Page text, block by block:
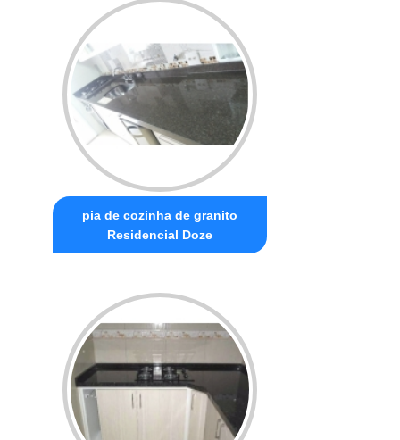
pia de cozinha de granito
Residencial Doze